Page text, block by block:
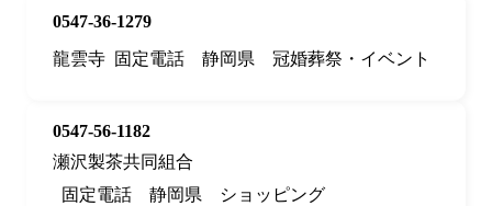
0547-36-1279
龍雲寺 固定電話 静岡県 冠婚葬祭・イベント
0547-56-1182
瀬沢製茶共同組合
固定電話
静岡県 ショッピング